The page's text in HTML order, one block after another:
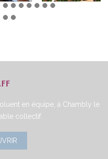
en équipe, à Chambly le
collectif.